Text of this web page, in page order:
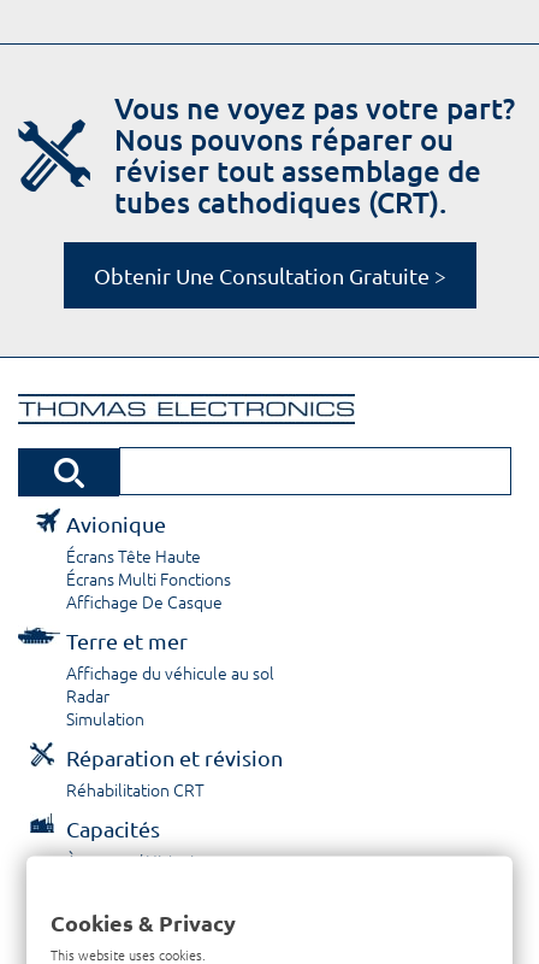
Vous ne voyez pas votre part?
Nous pouvons réparer ou
réviser tout assemblage de
tubes cathodiques (CRT).
Obtenir Une Consultation Gratuite >
Avionique
Écrans Tête Haute
Écrans Multi Fonctions
Affichage De Casque
Terre et mer
Affichage du véhicule au sol
Radar
Simulation
Réparation et révision
Réhabilitation CRT
Capacités
À propos / Historique
Contactez nous
Cookies & Privacy
This website uses cookies.